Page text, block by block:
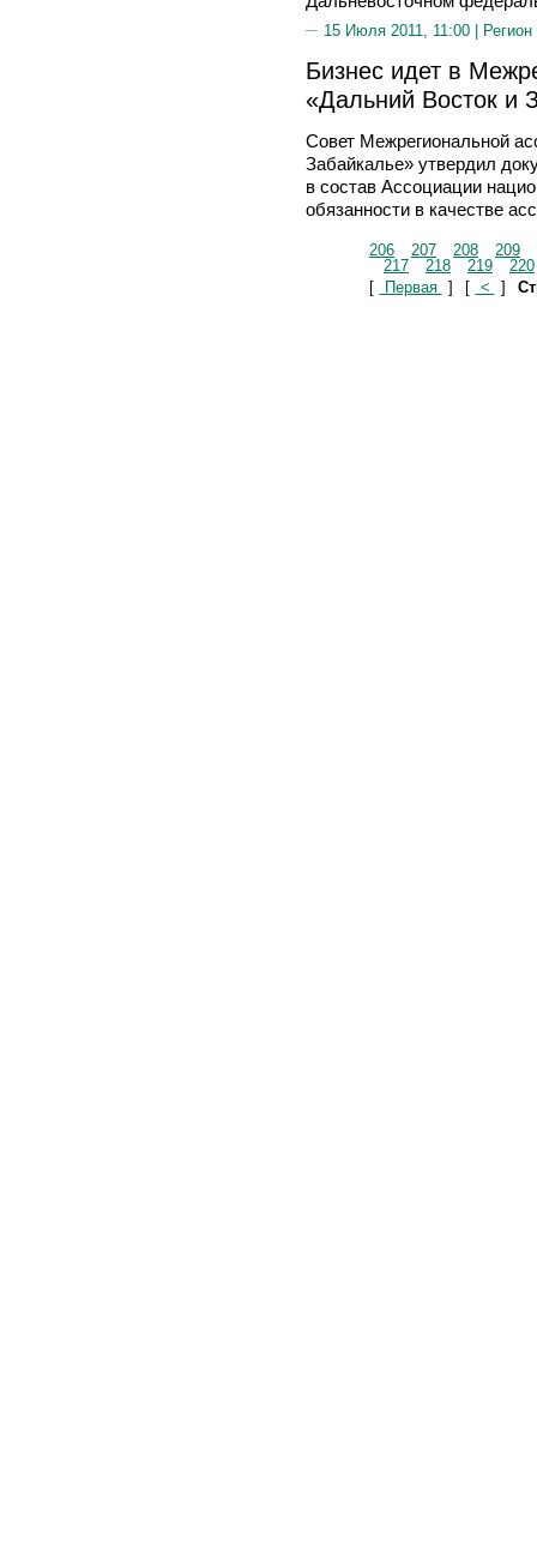
15 Июля 2011, 11:00 |
Бизнес идет в
«Дальний Восток и
Совет Межрегиональной
Забайкалье» утвердил
в состав Ассоциации
обязанности в качестве
206 207 208
209
217
218 219
220
[
Первая ] [ < ]